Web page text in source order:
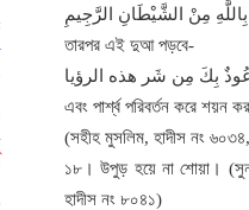
مِنْ الشَّيْطَانِ الرَّجِيمِ
তারপর এই দুআ পড়বে-
بِكَ مِن شَر ھذه الرؤیا
এবং পার্শ্ব পরিবর্তন করে শয়ন
(সহীহ মুসলিম, হাদীস নং
১৮। উপুড় হয়ে না শোয়া।
হাদীস নং ৮০৪১)